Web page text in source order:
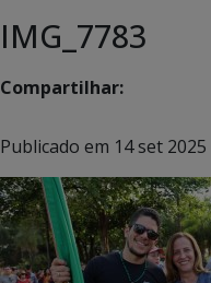
IMG_7783
Compartilhar:
Publicado em 14 set 2025